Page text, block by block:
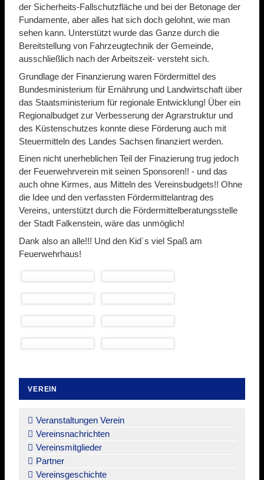
der Sicherheits-Fallschutzfläche und bei der Betonage der
Fundamente, aber alles hat sich doch gelohnt, wie man
sehen kann. Unterstützt wurde das Ganze durch die
Bereitstellung von Fahrzeugtechnik der Gemeinde,
ausschließlich nach der Arbeitszeit- versteht sich.
Grundlage der Finanzierung waren Fördermittel des
Bundesministerium für Ernährung und Landwirtschaft über
das Staatsministerium für regionale Entwicklung! Über ein
Regionalbudget zur Verbesserung der Agrarstruktur und
des Küstenschutzes konnte diese Förderung auch mit
Steuermitteln des Landes Sachsen finanziert werden.
Einen nicht unerheblichen Teil der Finazierung trug jedoch
der Feuerwehrverein mit seinen Sponsoren!! - und das
auch ohne Kirmes, aus Mitteln des Vereinsbudgets!! Ohne
die Idee und den verfassten Fördermittelantrag des
Vereins, unterstützt durch die Fördermittelberatungsstelle
der Stadt Falkenstein, wäre das unmöglich!
Dank also an alle!!! Und den Kid`s viel Spaß am
Feuerwehrhaus!
VEREIN
überspringen
Veranstaltungen Verein
Vereinsnachrichten
Vereinsmitglieder
Partner
Vereinsgeschichte